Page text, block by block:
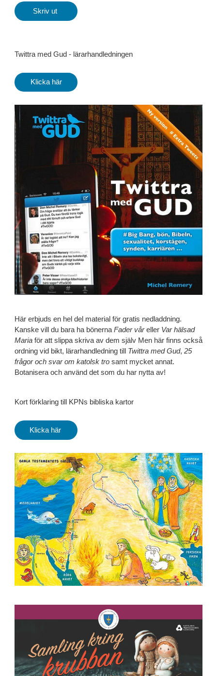
Skriv ut
Twittra med Gud - lärarhandledningen
Klicka här
Här erbjuds en hel del material för gratis nedladdning.
Kanske vill du bara ha bönerna Fader våreller Var hälsad
Maria för att slippa skriva av dem själv Men här finns också
ordning vid bikt, lärarhandledning till Twittra med Gud, 25
frågor och svar om katolsk tro samt mycket annat.
Botanisera och använd det som du har nytta av!
Kort förklaring till KPNs bibliska kartor
Klicka här